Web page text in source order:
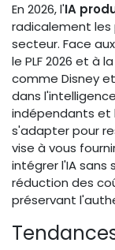
En 2026, l'IA
radicalement les
secteur. Face
le PLF 2026 et à
comme Disney
dans
indépendants et
s'adapter pour
vise à vous
intégrer l'IA sans
réduction des
préservant